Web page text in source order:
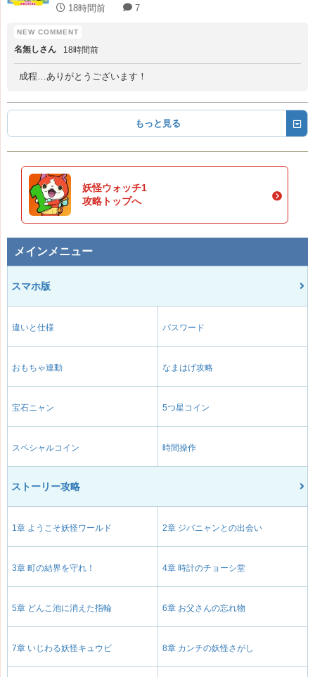
18時間前 7
名無しさん 18時間前
成程…ありがとうございます！
もっと見る
妖怪ウォッチ1
攻略トップへ
メインメニュー
スマホ版
違いと仕様 パスワード
おもちゃ連動 なまはげ攻略
宝石ニャン 5つ星コイン
スペシャルコイン 時間操作
ストーリー攻略
1章 ようこそ妖怪ワールド 2章 ジバニャンとの出会い
3章 町の結界を守れ！ 4章 時計のチョーシ堂
5章 どんこ池に消えた指輪 6章 お父さんの忘れ物
7章 いじわる妖怪キュウビ 8章 カンチの妖怪さがし